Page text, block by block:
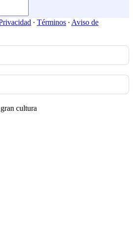
∙ Términos ∙ Aviso de
cultura